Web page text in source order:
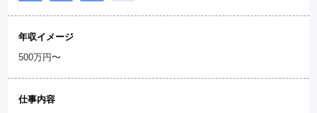
年収イメージ
500万円〜
仕事内容